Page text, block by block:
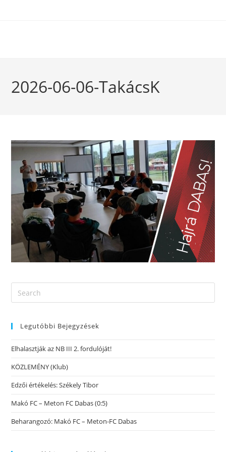
2026-06-06-TakácsK
Legutóbbi Bejegyzések
Elhalasztják az NB III 2. fordulóját!
KÖZLEMÉNY (Klub)
Edzői értékelés: Székely Tibor
Makó FC – Meton FC Dabas (0:5)
Beharangozó: Makó FC – Meton-FC Dabas